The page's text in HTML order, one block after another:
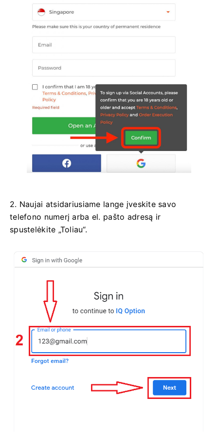
2. Naujai atsidariusiame lange įveskite savo
telefono numerį arba el. pašto adresą ir
spustelėkite „Toliau“.